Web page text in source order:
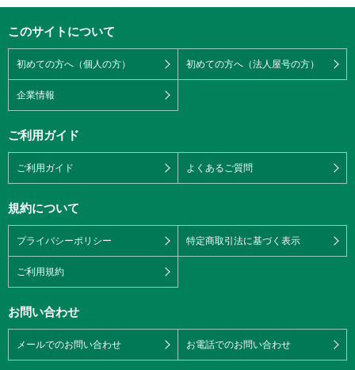
このサイトについて
初めての方へ（個人の方） 初めての方へ（法人屋号の方）
企業情報
ご利用ガイド
ご利用ガイド よくあるご質問
規約について
プライバシーポリシー 特定商取引法に基づく表示
ご利用規約
お問い合わせ
メールでのお問い合わせ お電話でのお問い合わせ